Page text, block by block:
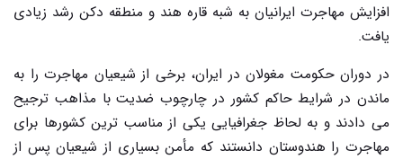
افزایش مهاجرت ایرانیان به شبه قاره هند و منطقه دکن رشد زیادی
یافت.
در دوران حکومت مغولان در ایران، برخی از شیعیان مهاجرت را به
ماندن در شرایط حاکم کشور در چارچوب ضدیت با مذاهب ترجیح
می دادند و به لحاظ جغرافیایی یکی از مناسب ترین کشورها برای
مهاجرت را هندوستان دانستند که مأمن بسیاری از شیعیان پس از